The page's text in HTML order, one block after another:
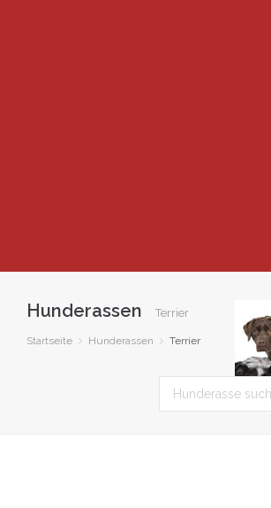
Hunderassen Terrier
Startseite Hunderassen Terrier